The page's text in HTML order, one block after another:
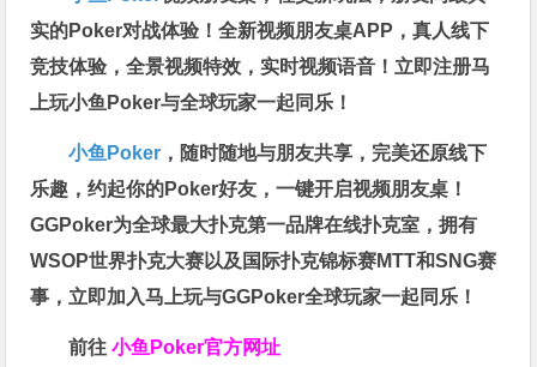
实的Poker对战体验！全新视频朋友桌APP，真人线下
竞技体验，全景视频特效，实时视频语音！立即注册马
上玩小鱼Poker与全球玩家一起同乐！
小鱼Poker ，随时随地与朋友共享，完美还原线下
乐趣，约起你的Poker好友，一键开启视频朋友桌！
GGPoker为全球最大扑克第一品牌在线扑克室，拥有
WSOP世界扑克大赛以及国际扑克锦标赛MTT和SNG赛
事，立即加入马上玩与GGPoker全球玩家一起同乐！
前往小鱼Poker官方网址